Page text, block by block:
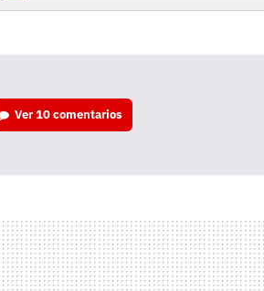
Whatsapp
Ver10 comentarios